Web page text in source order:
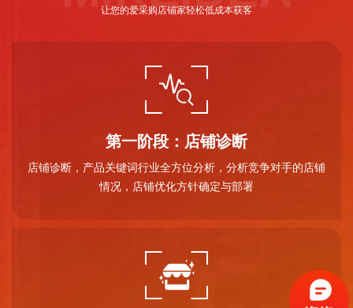
让您的爱采购店铺家轻松低成本获客
第一阶段：店铺诊断
店铺诊断，产品关键词行业全方位分析，分析竞争对手的店铺
情况，店铺优化方针确定与部署